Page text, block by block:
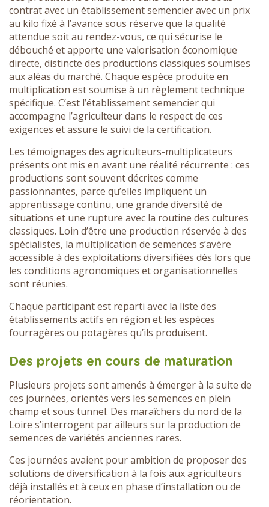
contrat avec un établissement semencier avec un prix
au kilo fixé à l’avance sous réserve que la qualité
attendue soit au rendez-vous, ce qui sécurise le
débouché et apporte une valorisation économique
directe, distincte des productions classiques soumises
aux aléas du marché. Chaque espèce produite en
multiplication est soumise à un règlement technique
spécifique. C’est l’établissement semencier qui
accompagne l’agriculteur dans le respect de ces
exigences et assure le suivi de la certification.
Les témoignages des agriculteurs-multiplicateurs
présents ont mis en avant une réalité récurrente : ces
productions sont souvent décrites comme
passionnantes, parce qu’elles impliquent un
apprentissage continu, une grande diversité de
situations et une rupture avec la routine des cultures
classiques. Loin d’être une production réservée à des
spécialistes, la multiplication de semences s’avère
accessible à des exploitations diversifiées dès lors que
les conditions agronomiques et organisationnelles
sont réunies.
Chaque participant est reparti avec la liste des
établissements actifs en région et les espèces
fourragères ou potagères qu’ils produisent.
Des projets en cours de maturation
Plusieurs projets sont amenés à émerger à la suite de
ces journées, orientés vers les semences en plein
champ et sous tunnel. Des maraîchers du nord de la
Loire s’interrogent par ailleurs sur la production de
semences de variétés anciennes rares.
Ces journées avaient pour ambition de proposer des
solutions de diversification à la fois aux agriculteurs
déjà installés et à ceux en phase d’installation ou de
réorientation.